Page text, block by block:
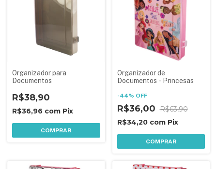
Organizador para
Documentos
R$38,90
R$36,96 com Pix
COMPRAR
Organizador de
Documentos - Princesas
-44% OFF
R$36,00 R$63,90
R$34,20 com Pix
COMPRAR